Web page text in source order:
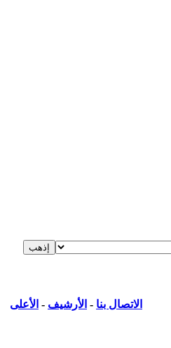
الاتصال بنا-الأرشيف-الأعلى